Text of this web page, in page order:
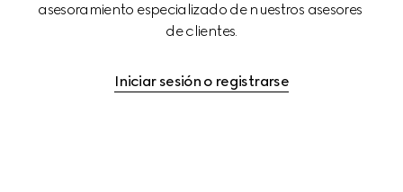
asesoramiento especializado de nuestros asesores
de clientes.
Iniciar sesión o registrarse